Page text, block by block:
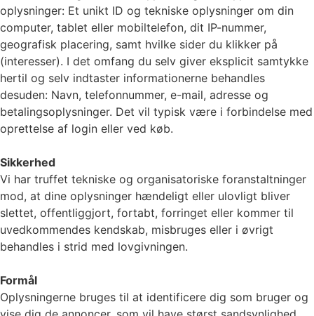
oplysninger: Et unikt ID og tekniske oplysninger om din
computer, tablet eller mobiltelefon, dit IP-nummer,
geografisk placering, samt hvilke sider du klikker på
(interesser). I det omfang du selv giver eksplicit samtykke
hertil og selv indtaster informationerne behandles
desuden: Navn, telefonnummer, e-mail, adresse og
betalingsoplysninger. Det vil typisk være i forbindelse med
oprettelse af login eller ved køb.
Sikkerhed
Vi har truffet tekniske og organisatoriske foranstaltninger
mod, at dine oplysninger hændeligt eller ulovligt bliver
slettet, offentliggjort, fortabt, forringet eller kommer til
uvedkommendes kendskab, misbruges eller i øvrigt
behandles i strid med lovgivningen.
Formål
Oplysningerne bruges til at identificere dig som bruger og